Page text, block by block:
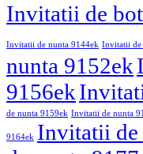
Invitatii de
Invitatii de nunta 9144ek Invitatii de
nunta 9152ek
9156ek
de nunta 9159ek Invitatii de nunta
9164ek Invitatii de